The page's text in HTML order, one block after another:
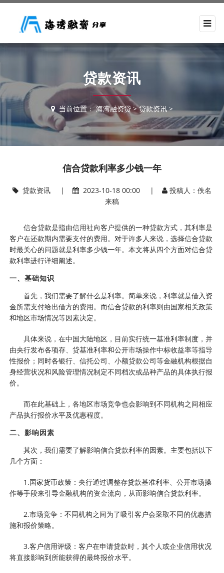
贷款资讯
当前位置：海湾融资贷 >贷款资讯>
信合贷款利率多少钱一年
贷款资讯| 2023-10-18 00:00 |
投稿人：佚名
来稿
信合贷款是指由信用社向客户提供的一种贷款方式，其利率是
客户在还款期内需要支付的费用。对于许多人来说，选择信合贷款
时最关心的问题就是利率多少钱一年。本文将从四个方面对信合贷
款利率进行详细阐述。
一、基础知识
首先，我们需要了解什么是利率。简单来说，利率就是借入资
金所需支付给出借方的费用。而信合贷款的利率则由国家相关政策
和地区市场情况等因素决定。
具体来说，在中国大陆地区，目前实行统一基准利率制度，并
由央行发布各项存、贷基准利率和公开市场操作中标收益率等指导
性报价；同时各银行、信托公司、小额贷款公司等金融机构根据自
身经营状况和风险管理情况制定不同档次或品种产品的具体执行报
价。
而在此基础上，各地区市场竞争也会影响到不同机构之间相应
产品执行报价水平及优惠程度。
二、影响因素
其次，我们需要了解影响信合贷款利率的因素。主要包括以下
几个方面：
1.国家货币政策：央行通过调整存贷款基准利率、公开市场操
作等手段来引导金融机构的资金流向，从而影响信合贷款利率。
2.市场竞争：不同机构之间为了吸引客户会采取不同的优惠措
施和报价策略。
3.客户信用评级：客户在申请贷款时，其个人或企业信用状况
将直接影响到所能获得的最终报价水平。